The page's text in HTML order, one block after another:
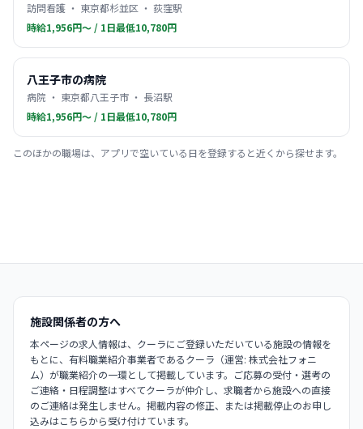
訪問看護 ・ 東京都杉並区 ・ 荻窪駅
時給1,956円〜 / 1日最低10,780円
八王子市の病院
病院 ・ 東京都八王子市 ・ 長沼駅
時給1,956円〜 / 1日最低10,780円
このほかの職場は、アプリで空いている日を登録すると近くから探せます。
施設関係者の方へ
本ページの求人情報は、クーラにご登録いただいている施設の情報を
もとに、有料職業紹介事業者であるクーラ（運営: 株式会社フォニ
ム）が職業紹介の一環として掲載しています。ご応募の受付・選考の
ご連絡・日程調整はすべてクーラが仲介し、求職者から施設への直接
のご連絡は発生しません。掲載内容の修正、または掲載停止のお申し
込みはこちらから受け付けています。